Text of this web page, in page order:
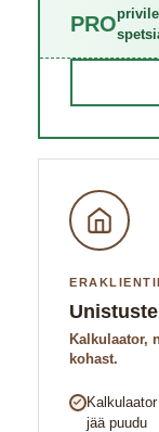
PRO
Kalkulaator,
kohast.
jää puudu